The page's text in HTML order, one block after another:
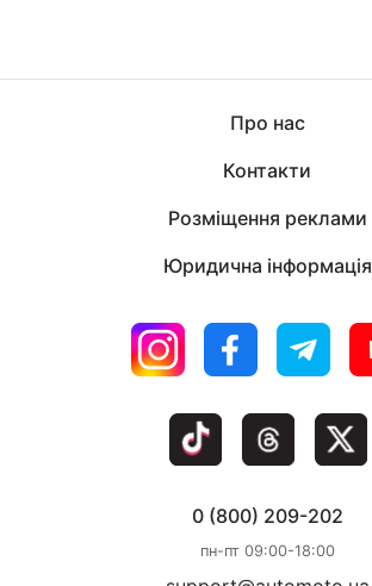
Про нас
Контакти
Розміщення реклами
Юридична інформація
0 (800) 209-202
пн-пт 09:00-18:00